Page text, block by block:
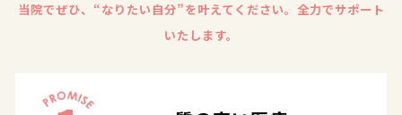
当院でぜひ、“なりたい自分”を叶えてください。全力でサポート
いたします。